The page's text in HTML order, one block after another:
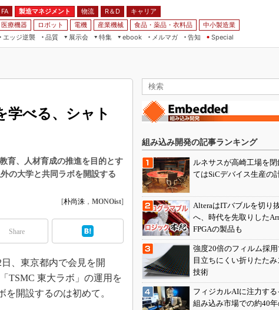
FA 製造マネジメント 物流 R＆D
キャリア
医療機器 ロボット 電機 産業機械 食品・薬品・衣料品
中小製造業
エッジ逆襲 品質
展示会
ルド
ト展
特集
クルマ
ドサービス
画像技術
モデリング
タ
ebook
FA
モビリティ
メルマガ
告知 Special
学べる、シャト
育、人材育成の推進を目的とす
の大学と共同ラボを開設する
[朴尚洙 ， MONOist]
Share
、東京都内で会見を開
TSMC 東大ラボ」の運用を
開設するのは初めて。
組み込み開発の記事ランキング
ルネサスが高崎工場を
てはSiCデバイス生産の
AlteraはITバブルを切り
へ、時代を先取りした
FPGAの製品も
強度20倍のフィルム採
目立ちにくい折りたた
技術
フィジカルAIに注力する
組み込み市場での約40